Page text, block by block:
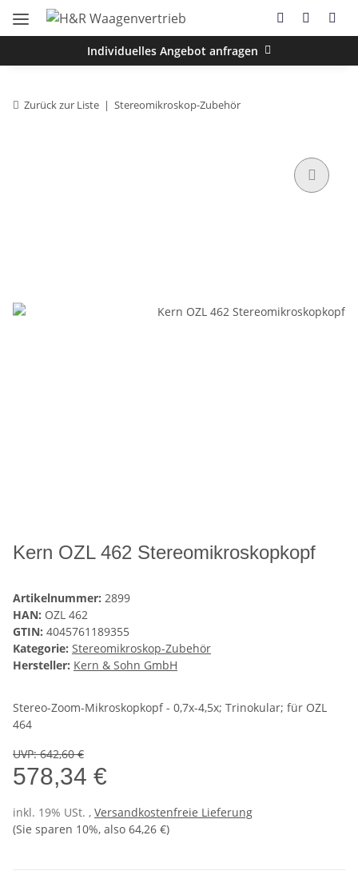
Individuelles Angebot anfragen
Zurück zur Liste Stereomikroskop-Zubehör
Kern OZL 462 Stereomikroskopkopf
Artikelnummer: 2899
HAN: OZL 462
GTIN: 4045761189355
Kategorie: Stereomikroskop-Zubehör
Hersteller: Kern & Sohn GmbH
Stereo-Zoom-Mikroskopkopf - 0,7x-4,5x; Trinokular; für OZL
464
UVP:642,60 €
578,34 €
inkl. 19% USt. , Versandkostenfreie Lieferung
(Sie sparen 10%, also 64,26 €)